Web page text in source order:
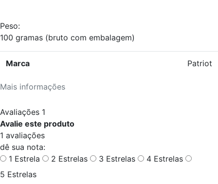
Peso:
100 gramas (bruto com embalagem)
Mais informações
Marca Patriot
Avaliações 1
Avalie este produto
1 avaliações
dê sua nota:
1 Estrela
2 Estrelas 3 Estrelas
4 Estrelas
5 Estrelas